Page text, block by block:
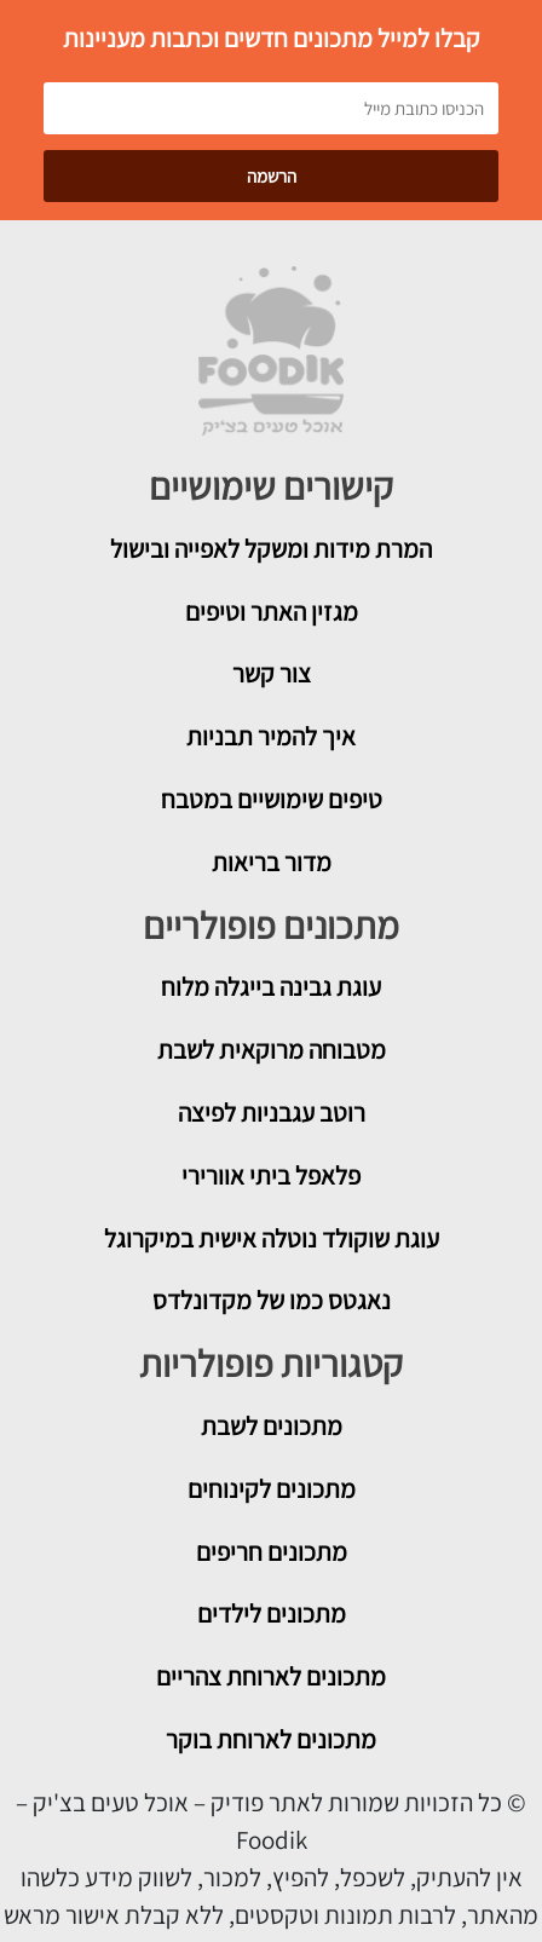
קבלו למייל מתכונים חדשים וכתבות מעניינות
קישורים שימושיים
המרת מידות ומשקל לאפייה ובישול
מגזין האתר וטיפים
צור קשר
איך להמיר תבניות
טיפים שימושיים במטבח
מדור בריאות
מתכונים פופולריים
עוגת גבינה בייגלה מלוח
מטבוחה מרוקאית לשבת
רוטב עגבניות לפיצה
פלאפל ביתי אוורירי
עוגת שוקולד נוטלה אישית במיקרוגל
נאגטס כמו של מקדונלדס
קטגוריות פופולריות
מתכוניםלשבת
מתכונים לקינוחים
מתכונים חריפים
מתכונים לילדים
מתכונים לארוחת צהריים
מתכונים לארוחת בוקר
© כל הזכויות שמורות לאתר פודיק – אוכל טעים בצ'יק –
Foodik
אין להעתיק, לשכפל, להפיץ, למכור, לשווק מידע כלשהו
מהאתר, לרבות תמונות וטקסטים, ללא קבלת אישור מראש